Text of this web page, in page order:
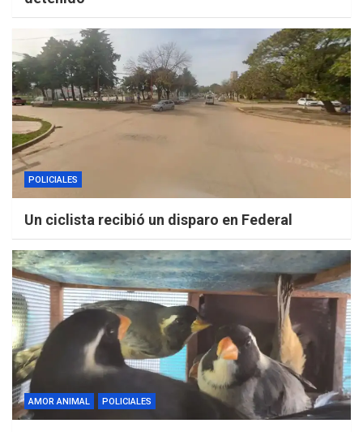
POLICIALES
Un ciclista recibió un disparo en Federal
AMOR ANIMAL POLICIALES